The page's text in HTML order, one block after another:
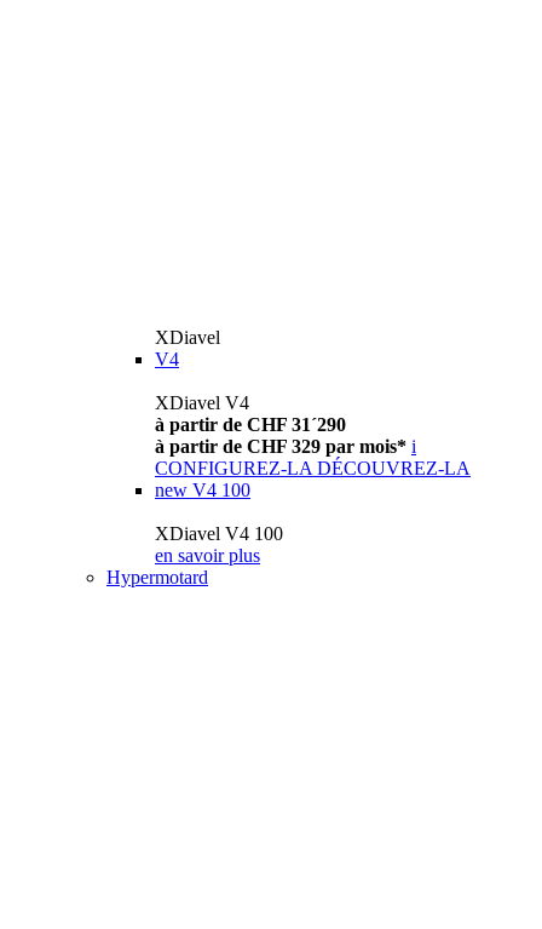
XDiavel
V4
XDiavel V4
à partir de CHF 31´290
à partir de CHF 329 par mois* i
CONFIGUREZ-LA DÉCOUVREZ-LA
new V4 100
XDiavel V4 100
en savoir plus
Hypermotard